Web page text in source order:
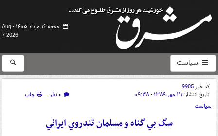
جمعه ۱۶ مرداد ۱۴۰۵ -
Aug
7 2026
سیاست
کد خبر9905
تاریخ انتشار: ۲۱ مهر ۱۳۸۹ - ۰۹:۳۸ ۰ نظر
چاپ
سیاست
سگ بي گناه و مسلمان تندروي ايراني